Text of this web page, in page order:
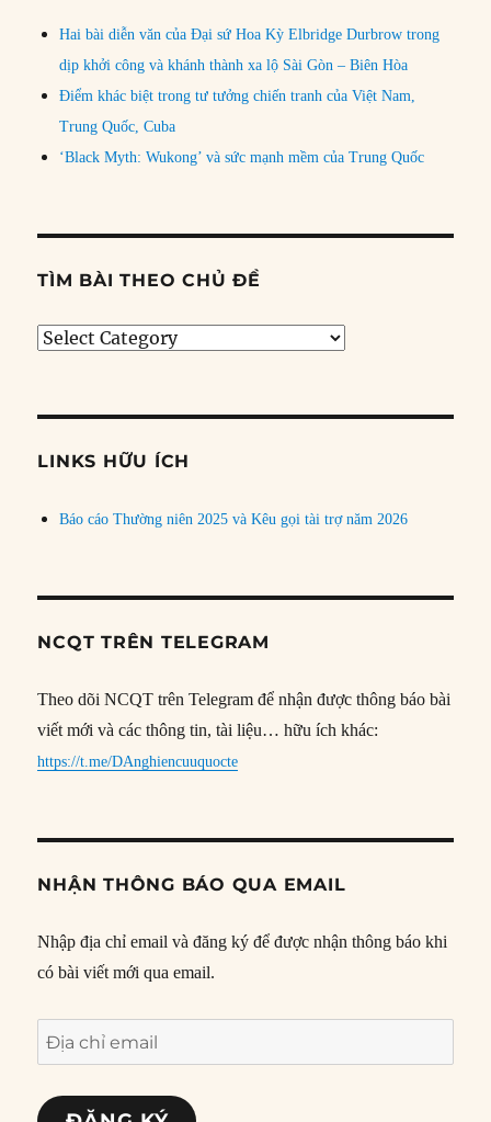
Hai bài diễn văn của Đại sứ Hoa Kỳ Elbridge Durbrow trong
dịp khởi công và khánh thành xa lộ Sài Gòn – Biên Hòa
Điểm khác biệt trong tư tưởng chiến tranh của Việt Nam,
Trung Quốc, Cuba
‘Black Myth: Wukong’ và sức mạnh mềm của Trung Quốc
TÌM BÀI THEO CHỦ ĐỀ
Tìm
đề
LINKS HỮU ÍCH
Báo cáo Thường niên 2025 và Kêu gọi tài trợ năm 2026
NCQT TRÊN TELEGRAM
Theo dõi NCQT trên Telegram để nhận được thông báo bài
viết mới và các thông tin, tài liệu… hữu ích khác:
https://t.me/DAnghiencuuquocte
NHẬN THÔNG BÁO QUA EMAIL
Nhập địa chỉ email và đăng ký để được nhận thông báo khi
có bài viết mới qua email.
Địa
chỉ
email